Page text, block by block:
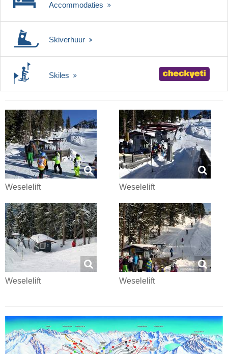
Accommodaties
Skiverhuur
Skiles
Weselelift Weselelift
Weselelift Weselelift